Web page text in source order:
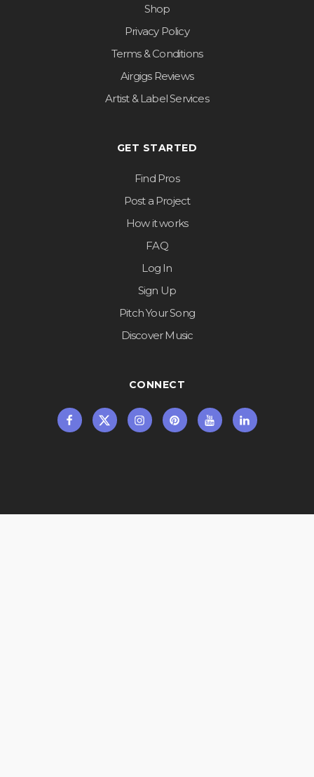
Shop
Privacy Policy
Terms & Conditions
Airgigs Reviews
Artist & Label Services
GET STARTED
Find Pros
Post a Project
How it works
FAQ
Log In
Sign Up
Pitch Your Song
Discover Music
CONNECT